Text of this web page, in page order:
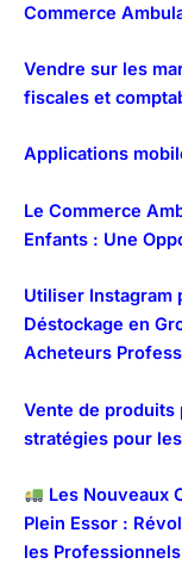
Commerce
Vendre sur les
fiscales et
Applications
Le Commerce
Enfants : Une
Utiliser Instagram
Déstockage en
Acheteurs
Vente de produits
stratégies pour
Les Nouveaux
Plein Essor :
les Professionnels